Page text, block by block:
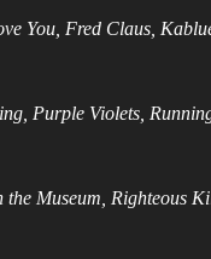
You, Fred Claus,
Purple Violets,
Museum, Righteous